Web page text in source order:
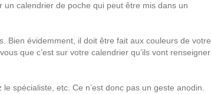
un calendrier de poche qui peut être mis dans un
Bien évidemment, il doit être fait aux couleurs de votre
que c’est sur votre calendrier qu’ils vont renseigner
spécialiste, etc. Ce n’est donc pas un geste anodin.